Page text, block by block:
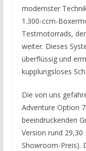
modernster
1.300-ccm-
Testmotorrads,
weiter. Dieses
überflüssig und
kupplungsloses
Die von uns
Adventure Option
beeindruckenden
Version rund 29,30
Showroom-Preis).